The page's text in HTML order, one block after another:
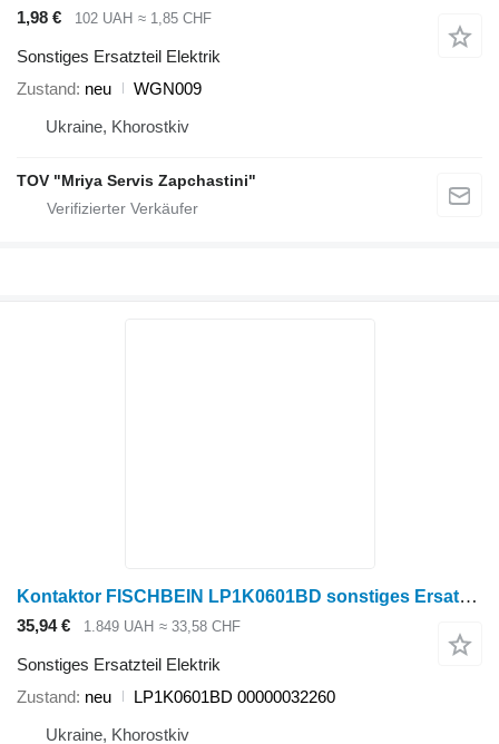
1,98 €
102 UAH ≈ 1,85 CHF
Sonstiges Ersatzteil Elektrik
Zustand neu
WGN009
Ukraine, Khorostkiv
TOV "Mriya Servis Zapchastini"
Kontaktor FISCHBEIN LP1K0601BD sonstiges Ersatzteil Elektrik
35,94 € 1.849 UAH ≈ 33,58 CHF
Sonstiges Ersatzteil Elektrik
Zustand neu
LP1K0601BD 00000032260
Ukraine, Khorostkiv